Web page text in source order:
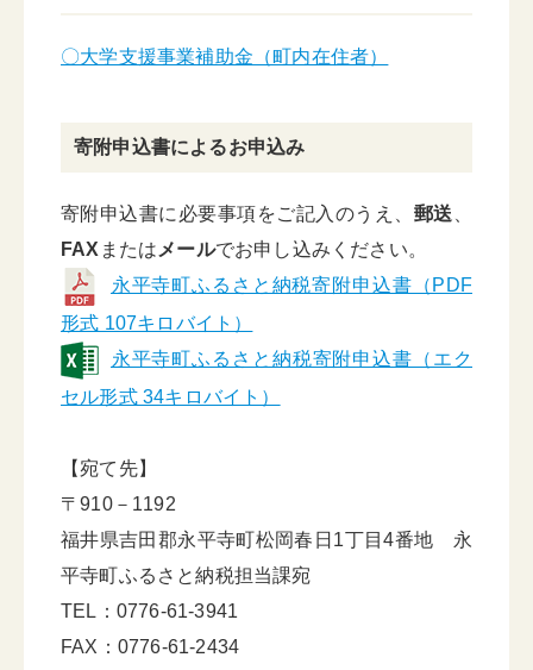
〇大学支援事業補助金（町内在住者）
寄附申込書によるお申込み
寄附申込書に必要事項をご記入のうえ、 郵送
FAX または メールでお申し込みください。
永平寺町ふるさと納税寄附申込書（PDF
形式 107キロバイト）
永平寺町ふるさと納税寄附申込書（エク
セル形式 34キロバイト）
【宛て先】
〒910－1192
福井県吉田郡永平寺町松岡春日1丁目4番地 永
平寺町ふるさと納税担当課宛
TEL：0776-61-3941
FAX：0776-61-2434